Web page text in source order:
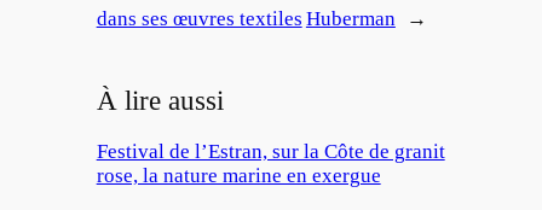
dans ses œuvres textiles Huberman
→
À lire aussi
Festival de l’Estran, sur la Côte de granit
rose, la nature marine en exergue